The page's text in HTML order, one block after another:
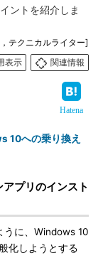
ントを紹介しま
，テクニカルライター]
表示
関連情報
Hatena
10への乗り換え
プリのインスト
に、Windows 10
化しようとする